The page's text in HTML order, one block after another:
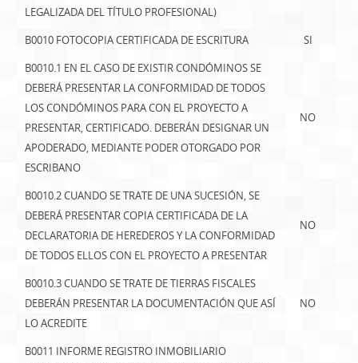
LEGALIZADA DEL TÍTULO PROFESIONAL)
B0010 FOTOCOPIA CERTIFICADA DE ESCRITURA
SI
B0010.1 EN EL CASO DE EXISTIR CONDÓMINOS SE
DEBERÁ PRESENTAR LA CONFORMIDAD DE TODOS
LOS CONDÓMINOS PARA CON EL PROYECTO A
PRESENTAR, CERTIFICADO. DEBERÁN DESIGNAR UN
APODERADO, MEDIANTE PODER OTORGADO POR
ESCRIBANO
NO
B0010.2 CUANDO SE TRATE DE UNA SUCESIÓN, SE
DEBERÁ PRESENTAR COPIA CERTIFICADA DE LA
DECLARATORIA DE HEREDEROS Y LA CONFORMIDAD
DE TODOS ELLOS CON EL PROYECTO A PRESENTAR
NO
B0010.3 CUANDO SE TRATE DE TIERRAS FISCALES
DEBERÁN PRESENTAR LA DOCUMENTACIÓN QUE ASÍ
LO ACREDITE
NO
B0011 INFORME REGISTRO INMOBILIARIO